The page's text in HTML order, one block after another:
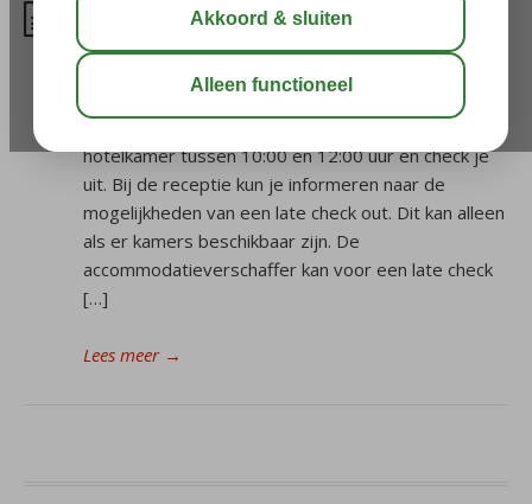
Hoe laat kan ik inchecken en
uitchecken in het hotel?
Kan ik later uitchecken in het hotel? Normaal
hotelkamer tussen 10:00 en 12:00 uur en check je
uit. Bij de receptie kun je informeren naar de
mogelijkheden van een late check out. Dit kan alleen
als er kamers beschikbaar zijn. De
accommodatieverschaffer kan voor een late check
[…]
Lees meer→